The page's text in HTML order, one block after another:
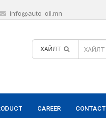
info@auto-oil.mn
ХАЙЛТ
CAREER CONTACT